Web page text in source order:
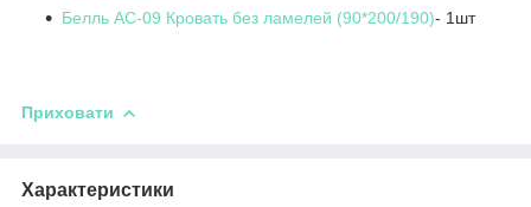
Белль АС-09 Кровать без ламелей (90*200/190)- 1шт
Приховати
Характеристики